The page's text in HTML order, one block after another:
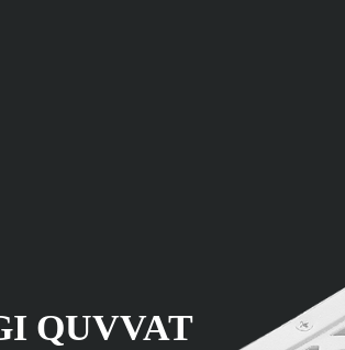
QUVVAT